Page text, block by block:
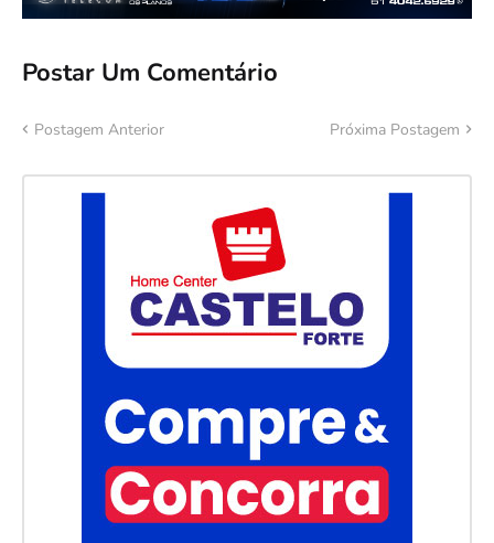
Postar Um Comentário
Postagem Anterior Próxima Postagem